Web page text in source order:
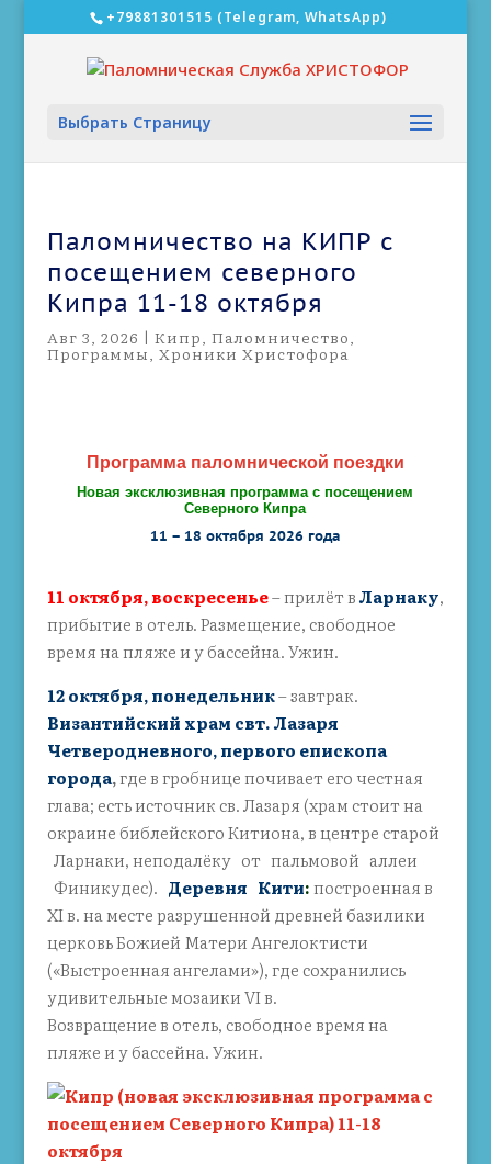
‎+79881301515 (Telegram, WhatsApp)
Выбрать Страницу
Паломничество на КИПР с
посещением северного
Кипра 11-18 октября
Авг 3, 2026 | Кипр, Паломничество,
Программы, Хроники Христофора
Программа паломнической поездки
Новая эксклюзивная программа с посещением
Северного Кипра
11 – 18 октября 2026 года
11 октября, воскресенье– прилёт вЛарнаку,
прибытие в отель. Размещение, свободное
время на пляже и у бассейна. Ужин.
12 октября, понедельник– завтрак.
Византийский храм свт. Лазаря
Четверодневного, первого епископа
города,где в гробнице почивает его честная
глава; есть источник св. Лазаря (храм стоит на
окраине библейского Китиона, в центре старой
Ларнаки, неподалёку от пальмовой аллеи
Финикудес). Деревня Кити:построенная в
XI в. на месте разрушенной древней базилики
церковь Божией Матери Ангелоктисти
(«Выстроенная ангелами»), где сохранились
удивительные мозаики VI в.
Возвращение в отель, свободное время на
пляже и у бассейна. Ужин.